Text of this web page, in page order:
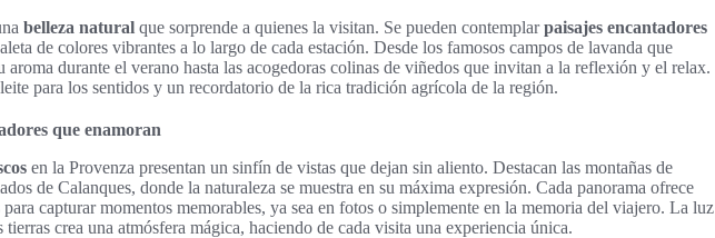
belleza natural que sorprende a quienes la visitan. Se pueden contemplarpaisajes encantadores
de colores vibrantes a lo largo de cada estación. Desde los famosos campos de lavanda que
aroma durante el verano hasta las acogedoras colinas de viñedos que invitan a la reflexión y el relax.
para los sentidos y un recordatorio de la rica tradición agrícola de la región.
que enamoran
en la Provenza presentan un sinfín de vistas que dejan sin aliento. Destacan las montañas de
de Calanques, donde la naturaleza se muestra en su máxima expresión. Cada panorama ofrece
capturar momentos memorables, ya sea en fotos o simplemente en la memoria del viajero. La luz
tierras crea una atmósfera mágica, haciendo de cada visita una experiencia única.